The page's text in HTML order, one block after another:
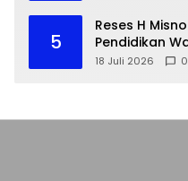
5
Reses H
Pendidikan
18 Juli 2026 0